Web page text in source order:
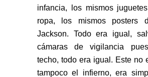
infancia, los mismos
ropa, los mismos posters
Jackson. Todo era igual,
cámaras de vigilancia
techo, todo era igual. Este no
tampoco el infierno, era